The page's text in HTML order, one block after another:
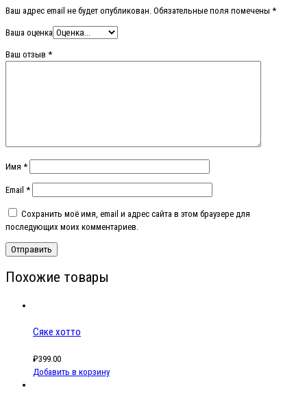
Ваш адрес email не будет опубликован. Обязательные поля помечены *
Ваша оценка
Ваш отзыв *
Имя *
Email *
Сохранить моё имя, email и адрес сайта в этом браузере для
последующих моих комментариев.
Похожие товары
Сяке хотто
₽399.00
Добавить в корзину